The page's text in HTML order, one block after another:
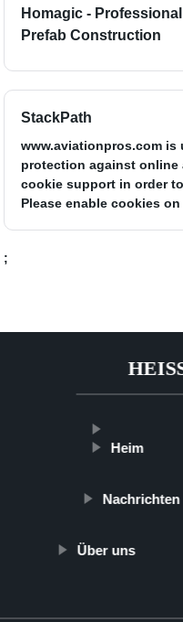
Homagic -
Prefab Construction
StackPath
www.aviationpros.com
protection against online
cookie support in order
Please enable cookies on
;
Heim
Nachrichten
Über uns